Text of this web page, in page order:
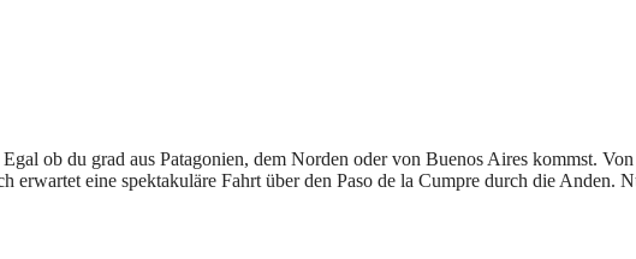
ob du grad aus Patagonien, dem Norden oder von Buenos Aires kommst.
erwartet eine spektakuläre Fahrt über den Paso de la Cumpre durch die Anden.